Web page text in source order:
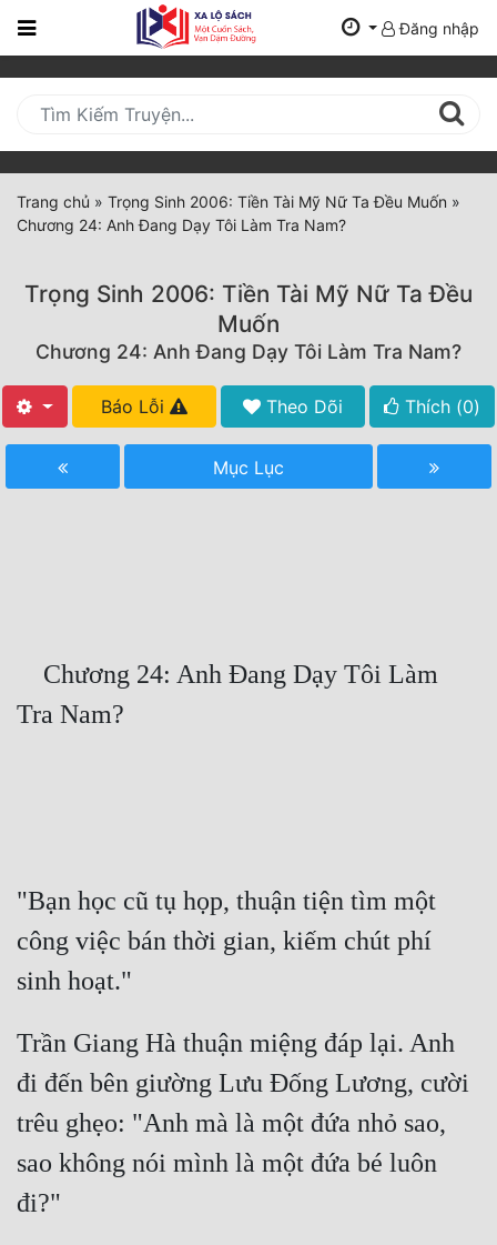
Trang
Mới
Cập
Nhật
(current)
Thể Loại
Tất Cả
Truyện Mới Ra
Hoàn Thành
Truyện Dịch
Truyện Nhập Môn
Cổ Tiên Hiệp
Du Hí
Dị Năng
Đăng nhập
Trang chủ » Trọng Sinh 2006: Tiền Tài Mỹ Nữ Ta Đều Muốn »
Chương 24: Anh Đang Dạy Tôi Làm Tra Nam?
Trọng Sinh 2006: Tiền Tài Mỹ Nữ Ta Đều
Muốn
Chương 24: Anh Đang Dạy Tôi Làm Tra Nam?
Báo Lỗi Theo Dõi Thích (0)
Mục Lục
"Bạn học cũ tụ họp, thuận tiện tìm một
công việc bán thời gian, kiếm chút phí
Trần Giang Hà thuận miệng đáp lại. Anh
đi đến bên giường Lưu Đống Lương, cười
trêu ghẹo: "Anh mà là một đứa nhỏ sao,
sao không nói mình là một đứa bé luôn